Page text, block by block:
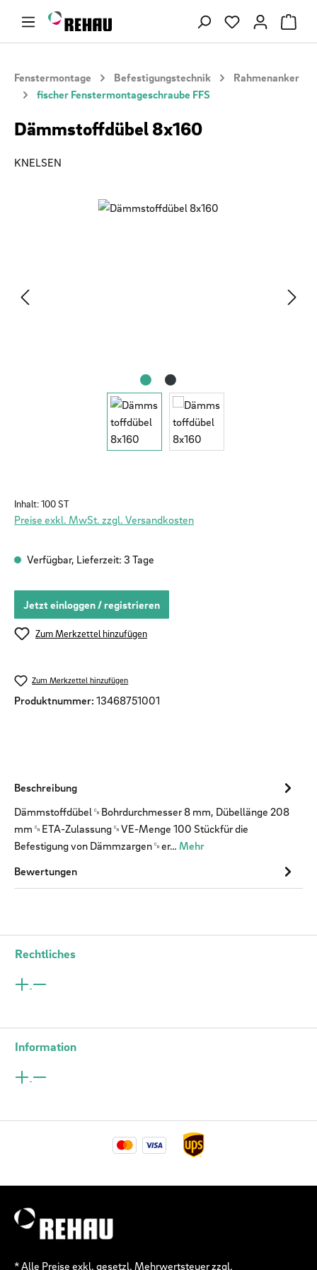
Zum Hauptinhalt springen Du hast 0
Fenstermontage Befestigungstechnik
Rahmenanker
fischer Fenstermontageschraube FFS
Dämmstoffdübel 8x160
KNELSEN
Bildergalerie überspringen
Inhalt:100 ST
Preise exkl. MwSt. zzgl. Versandkosten
Verfügbar, Lieferzeit: 3 Tage
Jetzt einloggen / registrieren
Zum Merkzettel hinzufügen
Zum Merkzettel hinzufügen
Produktnummer: 13468751001
Beschreibung
Dämmstoffdübel␍Bohrdurchmesser 8 mm, Dübellänge 208
mm␍ETA-Zulassung␍VE-Menge 100 Stückfür die
Befestigung von Dämmzargen␍er… Mehr
Bewertungen
Rechtliches
Information
* Alle Preise exkl. gesetzl. Mehrwertsteuer zzgl.